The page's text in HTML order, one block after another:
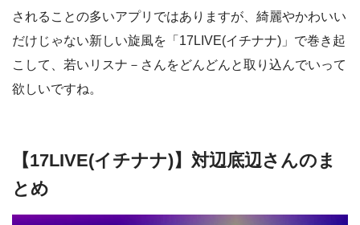
されることの多いアプリではありますが、綺麗やかわいい
だけじゃない新しい旋風を「17LIVE(イチナナ)」で巻き起
こして、若いリスナ－さんをどんどんと取り込んでいって
欲しいですね。
【17LIVE(イチナナ)】対辺底辺さんのま
とめ